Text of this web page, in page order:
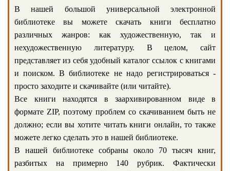
В нашей большой универсальной электронной
библиотеке вы можете скачать книги бесплатно
различных жанров: как художественную, так и
нехудожественную литературу. В целом, сайт
представляет из себя удобный каталог ссылок с книгами
и поиском. В библиотеке не надо регистрироваться -
просто заходите и скачивайте (или читайте).
Все книги находятся в заархивированном виде в
формате ZIP, поэтому проблем со скачиванием быть не
должно; если вы хотите читать книги онлайн, то также
можете легко сделать это в нашей библиотеке.
В нашей библиотеке собраны около 70 тысяч книг,
разбитых на примерно 140 рубрик. Фактически